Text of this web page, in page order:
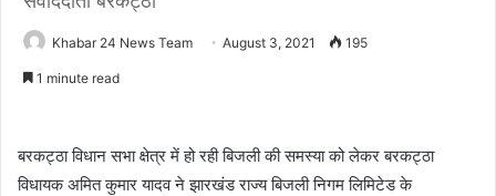
Khabar 24 News Team August 3, 2021 195
1 minute read
बरकट्ठा विधान सभा क्षेत्र में हो रही बिजली की समस्या को लेकर बरकट्ठा
विधायक अमित कुमार यादव ने झारखंड राज्य बिजली निगम लिमिटेड के